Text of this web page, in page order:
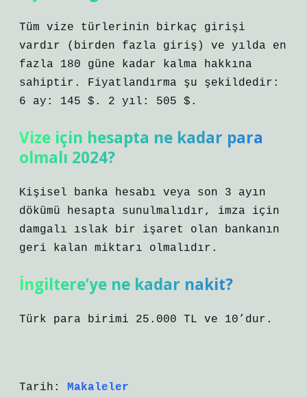
Tüm vize türlerinin birkaç girişi
vardır (birden fazla giriş) ve yılda en
fazla 180 güne kadar kalma hakkına
sahiptir. Fiyatlandırma şu şekildedir:
6 ay: 145 $. 2 yıl: 505 $.
Vize için hesapta ne kadar para
olmalı 2024?
Kişisel banka hesabı veya son 3 ayın
dökümü hesapta sunulmalıdır, imza için
damgalı ıslak bir işaret olan bankanın
geri kalan miktarı olmalıdır.
İngiltere’ye ne kadar nakit?
Türk para birimi 25.000 TL ve 10’dur.
Tarih: Makaleler